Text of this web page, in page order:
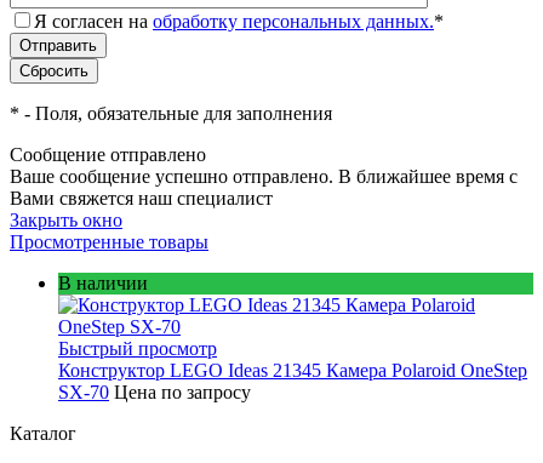
Я согласен на обработку персональных данных.*
* - Поля, обязательные для заполнения
Сообщение отправлено
Ваше сообщение успешно отправлено. В ближайшее время с
Вами свяжется наш специалист
Закрыть окно
Просмотренные товары
В наличии
Быстрый просмотр
Конструктор LEGO Ideas 21345 Камера Polaroid OneStep
SX-70 Цена по запросу
Каталог